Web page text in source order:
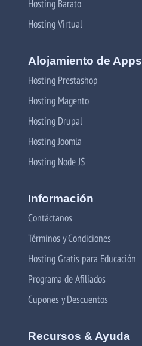
Hosting Barato
Hosting Virtual
Alojamiento de Apps
Hosting Prestashop
Hosting Magento
Hosting Drupal
Hosting Joomla
Hosting Node JS
Información
Contáctanos
Términos y Condiciones
Hosting Gratis para Educación
Programa de Afiliados
Cupones y Descuentos
Recursos & Ayuda